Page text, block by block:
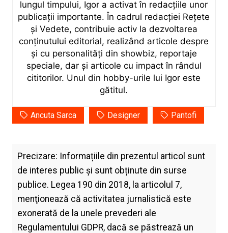
lungul timpului, Igor a activat în redacțiile unor
publicații importante. În cadrul redacției Rețete
și Vedete, contribuie activ la dezvoltarea
conținutului editorial, realizând articole despre
și cu personalități din showbiz, reportaje
speciale, dar și articole cu impact în rândul
cititorilor. Unul din hobby-urile lui Igor este
gătitul.
Ancuta Sarca Designer Pantofi
Precizare: Informațiile din prezentul articol sunt
de interes public și sunt obținute din surse
publice. Legea 190 din 2018, la articolul 7,
menţionează că activitatea jurnalistică este
exonerată de la unele prevederi ale
Regulamentului GDPR, dacă se păstrează un